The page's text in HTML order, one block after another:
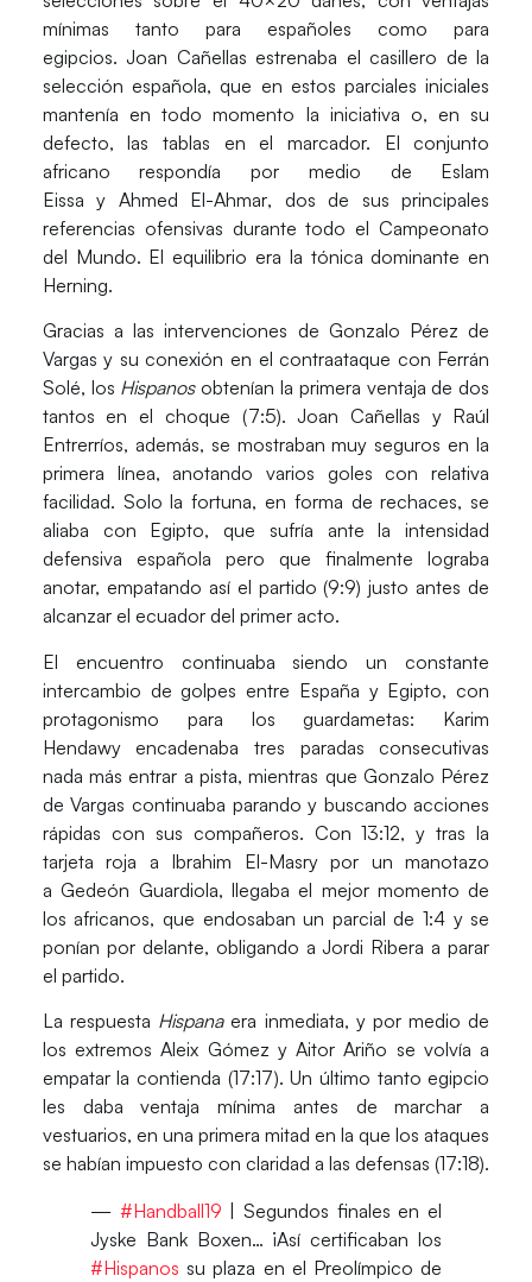
mínimas tanto para españoles como para
egipcios.Joan Cañellasestrenaba el casillero de la
selección española, que en estos parciales iniciales
mantenía en todo momento la iniciativa o, en su
defecto, las tablas en el marcador. El conjunto
africano respondía por medio de Eslam
Eissay Ahmed El-Ahmar, dos de sus principales
referencias ofensivas durante todo el Campeonato
del Mundo. El equilibrio era la tónica dominante en
Herning.
Gracias a las intervenciones de Gonzalo Pérez de
Vargasy su conexión en el contraataque con Ferrán
Solé, los Hispanos obtenían la primera ventaja de dos
tantos en el choque (7:5).Joan Cañellas y Raúl
Entrerríos, además, se mostraban muy seguros en la
primera línea, anotando varios goles con relativa
facilidad. Solo la fortuna, en forma de rechaces, se
aliaba con Egipto, que sufría ante la intensidad
defensiva española pero que finalmente lograba
anotar, empatando así el partido (9:9) justo antes de
alcanzar el ecuador del primer acto.
El encuentro continuaba siendo un constante
intercambio de golpes entre España y Egipto, con
protagonismo para los guardametas: Karim
Hendawyencadenaba tres paradas consecutivas
nada más entrar a pista, mientras que Gonzalo Pérez
de Vargas continuaba parando y buscando acciones
rápidas con sus compañeros. Con 13:12, y tras la
tarjeta roja a Ibrahim El-Masry por un manotazo
aGedeón Guardiola, llegaba el mejor momento de
los africanos, que endosaban un parcial de 1:4 y se
ponían por delante, obligando aJordi Ribera a parar
el partido.
La respuesta Hispanaera inmediata, y por medio de
los extremosAleix Gómez y Aitor Ariño se volvía a
empatar la contienda (17:17). Un último tanto egipcio
les daba ventaja mínima antes de marchar a
vestuarios, en una primera mitad en la que los ataques
se habían impuesto con claridad a las defensas (17:18).
— #Handball19 | Segundos finales en el
Jyske Bank Boxen… ¡Así certificaban los
#Hispanos su plaza en el Preolímpico de